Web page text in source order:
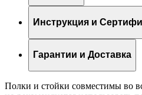
Инструкция и
Гарантии и Доставка
Полки и стойки совместимы во